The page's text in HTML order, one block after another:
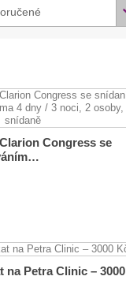
Clarion Congress se
na Petra Clinic – 3000